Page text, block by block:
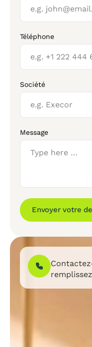
Téléphone
Société
Message
Envoyer votre